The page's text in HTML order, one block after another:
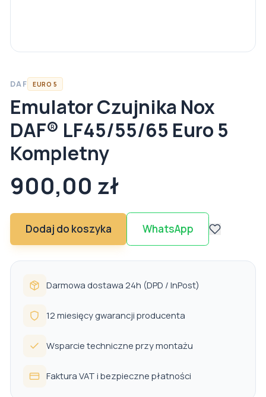
DAF EURO 5
Emulator Czujnika Nox
DAF® LF45/55/65 Euro 5
Kompletny
900,00 zł
Dodaj do koszyka WhatsApp
Darmowa dostawa 24h (DPD / InPost)
12 miesięcy gwarancji producenta
Wsparcie techniczne przy montażu
Faktura VAT i bezpieczne płatności